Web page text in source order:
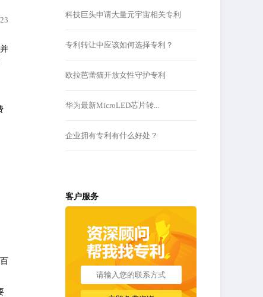
科技巨头申请大量元宇宙相关专利
专利转让中应该如何选择专利？
欧拉芭蕾猫开放女性守护专利
华为最新MicroLED芯片转...
企业拥有专利有什么好处？
客户服务